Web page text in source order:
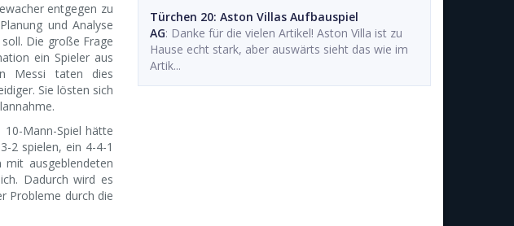
entgegen zu
und Analyse
Die große Frage
ein Spieler aus
Messi taten dies
Sie lösten sich
Mann-Spiel hätte
2 spielen, ein 4-4-1
ausgeblendeten
Dadurch wird es
Probleme durch die
Türchen 20: Aston Villas Aufbauspiel
AG: Danke für die vielen Artikel! Aston Villa ist zu
Hause echt stark, aber auswärts sieht das wie im
Artik...